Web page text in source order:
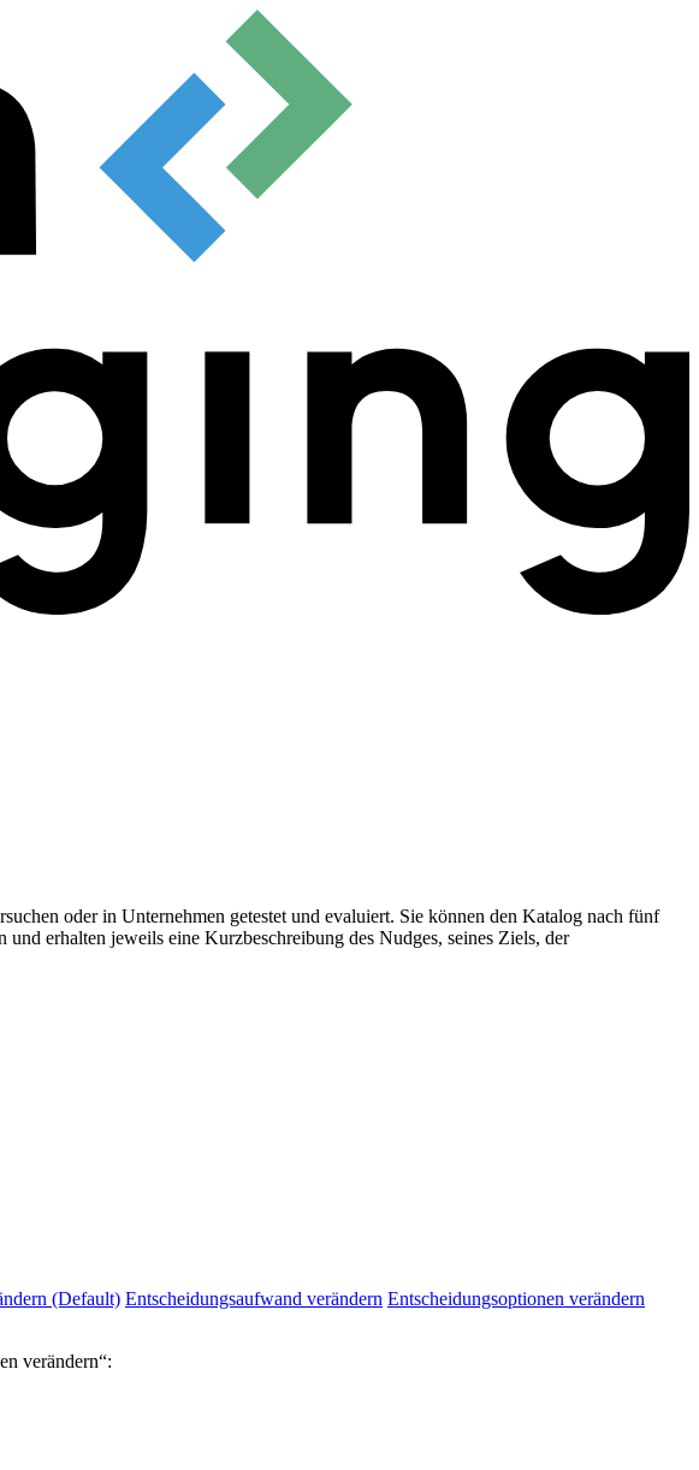
oder in Unternehmen getestet und evaluiert. Sie können den Katalog nach fünf
erhalten jeweils eine Kurzbeschreibung des Nudges, seines Ziels, der
(Default) Entscheidungsaufwand verändern Entscheidungsoptionen verändern
verändern“: